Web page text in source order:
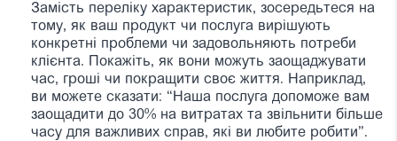
Замість переліку характеристик, зосередьтеся на
тому, як ваш продукт чи послуга вирішують
конкретні проблеми чи задовольняють потреби
клієнта. Покажіть, як вони можуть заощаджувати
час, гроші чи покращити своє життя. Наприклад,
ви можете сказати: “Наша послуга допоможе вам
заощадити до 30% на витратах та звільнити більше
часу для важливих справ, які ви любите робити”.